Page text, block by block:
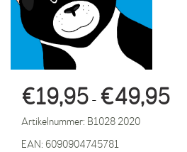
€19,95 - €49,95
Artikelnummer: B1028 2020
EAN: 6090904745781